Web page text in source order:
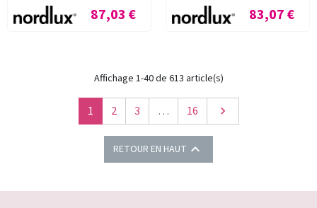
Prix
87,03 € Prix
83,07 €
Affichage 1-40 de 613 article(s)
1 2 3 … 16 Suivant

RETOUR EN HAUT 